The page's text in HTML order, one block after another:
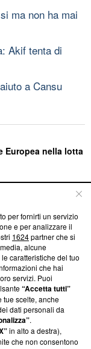
ma non ha mai
Akif tenta di
a Cansu
Europea nella lotta
su Blasting
ci impegniamo a
aderenza a
non è
di farne
una verifica di
per fornirti un servizio
e per analizzare il
1624partner che si
alcune
caratteristiche del tuo
che hai
servizi. Puoi
“Accetta tutti”
tue scelte, anche
dati personali da
.
in alto a destra),
che non consentono